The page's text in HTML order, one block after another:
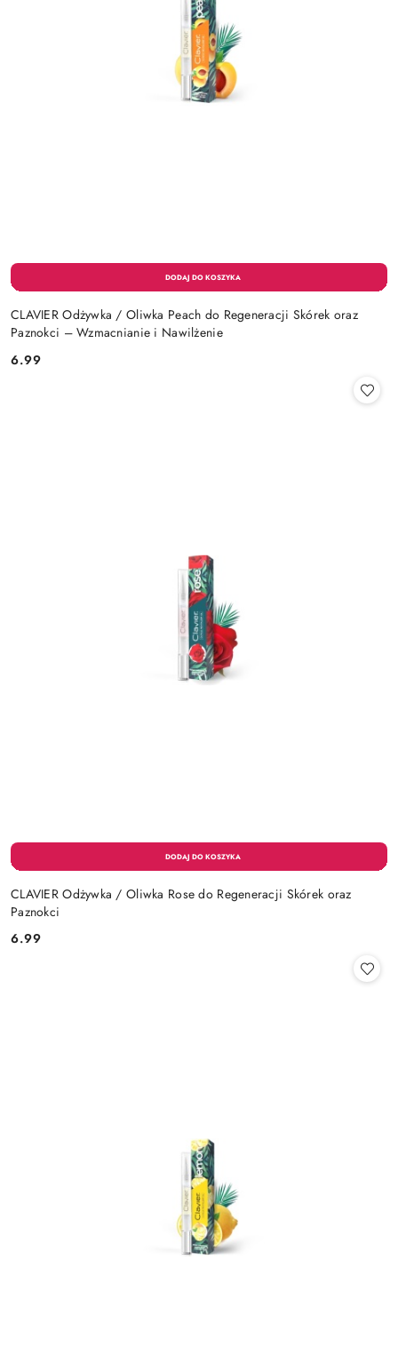
CLAVIER Odżywka / Oliwka Peach do Regeneracji Skórek oraz
Paznokci – Wzmacnianie i Nawilżenie
Cena:
6.99
CLAVIER Odżywka / Oliwka Rose do Regeneracji Skórek oraz
Paznokci
Cena:
6.99